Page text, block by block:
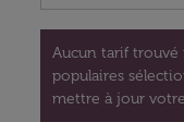
Aucun tarif
populaires
mettre à jour